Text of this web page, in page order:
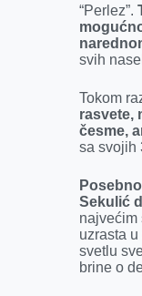
“Perlez”.
svih
Tokom
rasvete,
česme,
sa svojih
Sekulić
najvećim
uzrasta
svetlu
brine o